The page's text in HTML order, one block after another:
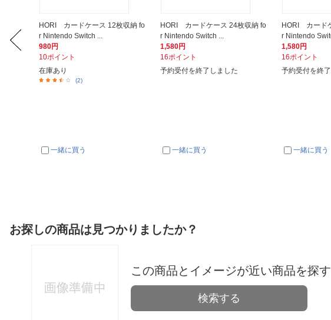
HORI カードケース 12枚収納 fo
r Nintendo Switch ...
980円
10ポイント
在庫あり
(2)
一緒に買う
HORI カードケース 24枚収納 fo
r Nintendo Switch ...
1,580円
16ポイント
予約受付を終了しました
一緒に買う
HORI カード
r Nintendo
1,580円
16ポイント
予約受付を終
一緒に買う
お探しの商品は見つかりましたか？
この商品とイメージが近い商品を探す
検索する